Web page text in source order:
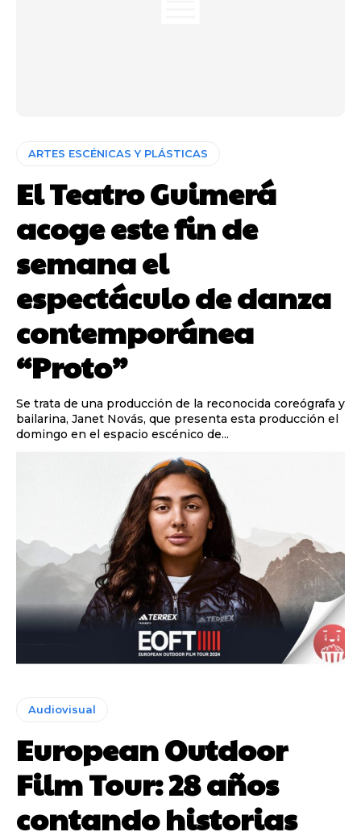
ARTES ESCÉNICAS Y PLÁSTICAS
El Teatro Guimerá
acoge este fin de
semana el
espectáculo de danza
contemporánea
“Proto”
Se trata de una producción de la reconocida coreógrafa y
bailarina, Janet Novás, que presenta esta producción el
domingo en el espacio escénico de...
Audiovisual
European Outdoor
Film Tour: 28 años
contando historias